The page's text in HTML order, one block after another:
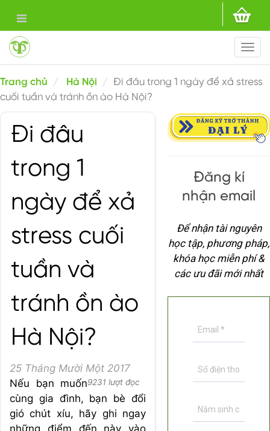
Trang chủ Hà Nội
Đi đâu trong 1 ngày để xả stress
cuối tuần và tránh ồn ào Hà Nội?
Đi đâu
trong 1
ngày để xả
stress cuối
tuần và
tránh ồn ào
Hà Nội?
25 Tháng Mười Một 2017
9231 lượt đọc
Nếu bạn muốn
cùng gia đình, bạn bè đổi
gió chút xíu, hãy ghi ngay
những điểm đến này vào
Đăng kí
nhận email
Để nhận tài nguyên
học tập, phương pháp,
khóa học miễn phí &
các ưu đãi mới nhất